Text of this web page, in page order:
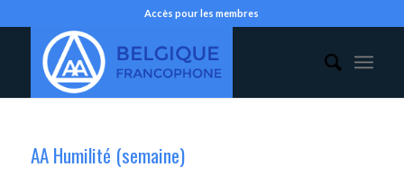
Accès pour les membres
AA Humilité (semaine)